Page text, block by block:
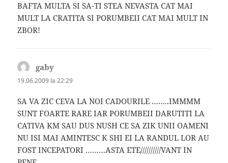
BAFTA MULTA SI SA-TI STEA NEVASTA CAT MAI
MULT LA CRATITA SI PORUMBEII CAT MAI MULT IN
ZBOR!
gaby
19.06.2009 la 22:29
SA VA ZIC CEVA LA NOI CADOURILE ……..IMMMM
SUNT FOARTE RARE IAR PORUMBEII DARUTITI LA
CATIVA KM SAU DUS NUSH CE SA ZIK UNII OAMENI
NU ISI MAI AMINTESC K SHI EI LA RANDUL LOR AU
FOST INCEPATORI ………ASTA ETE//////////VANT IN